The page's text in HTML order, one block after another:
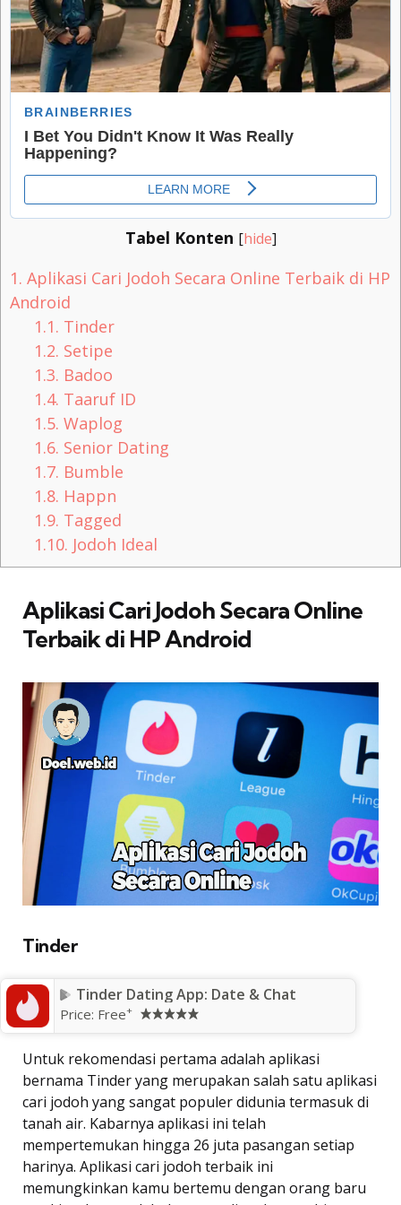
Tabel Konten [hide]
1. Aplikasi Cari Jodoh Secara Online Terbaik di HP
Android
1.1. Tinder
1.2. Setipe
1.3. Badoo
1.4. Taaruf ID
1.5. Waplog
1.6. Senior Dating
1.7. Bumble
1.8. Happn
1.9. Tagged
1.10. Jodoh Ideal
Aplikasi Cari Jodoh Secara Online
Terbaik di HP Android
Tinder
Tinder Dating App: Date & Chat
Price: Free+
Untuk rekomendasi pertama adalah aplikasi
bernama Tinder yang merupakan salah satu aplikasi
cari jodoh yang sangat populer didunia termasuk di
tanah air. Kabarnya aplikasi ini telah
mempertemukan hingga 26 juta pasangan setiap
harinya. Aplikasi cari jodoh terbaik ini
memungkinkan kamu bertemu dengan orang baru